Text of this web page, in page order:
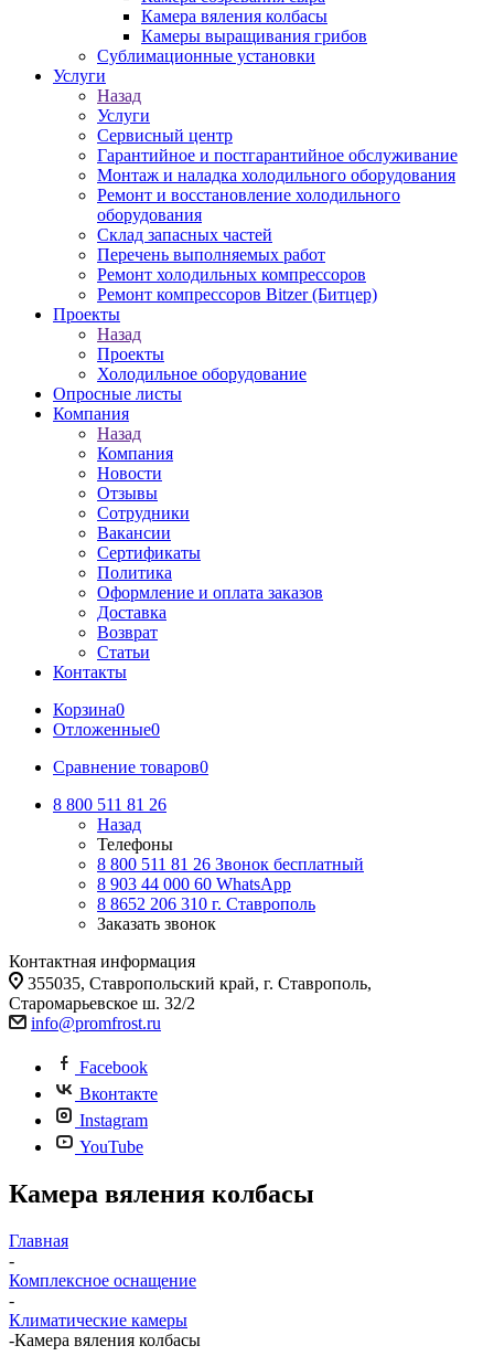
Камера вяления колбасы
Камеры выращивания грибов
Сублимационные установки
Услуги
Назад
Услуги
Сервисный центр
Гарантийное и постгарантийное обслуживание
Монтаж и наладка холодильного оборудования
Ремонт и восстановление холодильного
оборудования
Склад запасных частей
Перечень выполняемых работ
Ремонт холодильных компрессоров
Ремонт компрессоров Bitzer (Битцер)
Проекты
Назад
Проекты
Холодильное оборудование
Опросные листы
Компания
Назад
Компания
Новости
Отзывы
Сотрудники
Вакансии
Сертификаты
Политика
Оформление и оплата заказов
Доставка
Возврат
Статьи
Контакты
Корзина0
Отложенные0
Сравнение товаров0
8 800 511 81 26
Назад
Телефоны
8 800 511 81 26 Звонок бесплатный
8 903 44 000 60 WhatsАpp
8 8652 206 310 г. Ставрополь
Заказать звонок
Контактная информация
355035, Ставропольский край, г. Ставрополь,
Старомарьевское ш. 32/2
info@promfrost.ru
Facebook
Вконтакте
Instagram
YouTube
Камера вяления колбасы
Главная
-
Комплексное оснащение
-
Климатические камеры
-Камера вяления колбасы